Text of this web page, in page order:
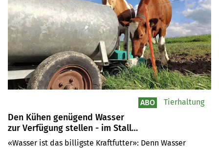
Den Kühen genügend Wasser
zur Verfügung stellen - im Stall
und auf der Weide
«Wasser ist das billigste Kraftfutter»: Denn Wasser
ABO Tierhaltung